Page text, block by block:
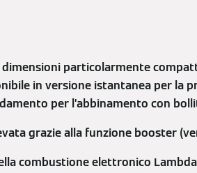
dimensioni particolarmente
in versione istantanea per la
per l’abbinamento con
grazie alla funzione booster
combustione elettronico